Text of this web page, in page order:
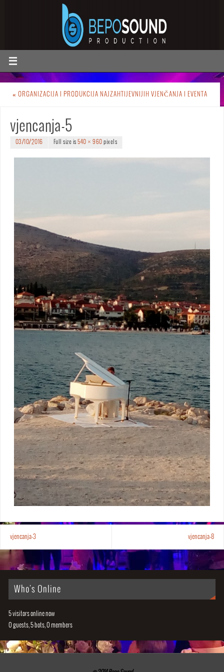
« ORGANIZACIJA I PRODUKCIJA NAJZAHTIJEVNIJIH VJENČANJA I EVENTA
vjencanja-5
03/10/2016 Full size is540 × 960 pixels
vjencanja-3 vjencanja-8
Who's Online
5 visitors online now
0 guests,5 bots,0 members